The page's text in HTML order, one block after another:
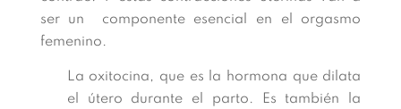
ser un componente esencial en el orgasmo
femenino.
La oxitocina, que es la hormona que dilata
el útero durante el parto. Es también la